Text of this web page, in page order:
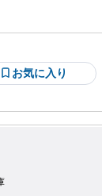
お気に入り